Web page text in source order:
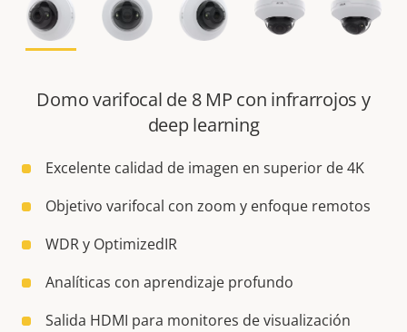
Domo varifocal de 8 MP con infrarrojos y
deep learning
Excelente calidad de imagen en superior de 4K
Objetivo varifocal con zoom y enfoque remotos
WDR y OptimizedIR
Analíticas con aprendizaje profundo
Salida HDMI para monitores de visualización